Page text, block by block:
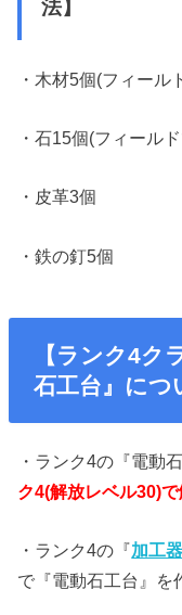
法】
・木材5個(フィール
・石15個(フィール
・皮革3個
・鉄の釘5個
【ランク4ク
石工台』につ
・ランク4の『電動
ク4(解放レベル30)
・ランク4の『加工器
で『電動石工台』を